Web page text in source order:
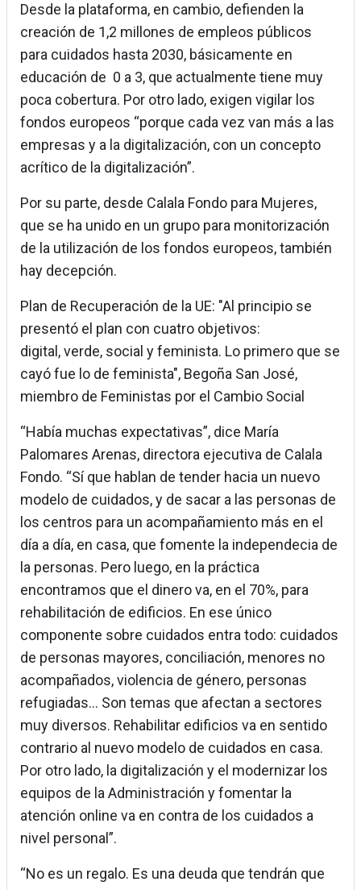
Desde la plataforma, en cambio, defienden la
creación de 1,2 millones de empleos públicos
para cuidados hasta 2030, básicamente en
educación de 0 a 3, que actualmente tiene muy
poca cobertura. Por otro lado, exigen vigilar los
fondos europeos “porque cada vez van más a las
empresas y a la digitalización, con un concepto
acrítico de la digitalización”.
Por su parte, desde Calala Fondo para Mujeres,
que se ha unido en un grupo para monitorización
de la utilización de los fondos europeos, también
hay decepción.
Plan de Recuperación de la UE: "Al principio se
presentó el plan con cuatro objetivos:
digital, verde, social y feminista. Lo primero que se
cayó fue lo de feminista", Begoña San José,
miembro de Feministas por el Cambio Social
“Había muchas expectativas”, dice María
Palomares Arenas, directora ejecutiva de Calala
Fondo. “Sí que hablan de tender hacia un nuevo
modelo de cuidados, y de sacar a las personas de
los centros para un acompañamiento más en el
día a día, en casa, que fomente la independecia de
la personas. Pero luego, en la práctica
encontramos que el dinero va, en el 70%, para
rehabilitación de edificios. En ese único
componente sobre cuidados entra todo: cuidados
de personas mayores, conciliación, menores no
acompañados, violencia de género, personas
refugiadas... Son temas que afectan a sectores
muy diversos. Rehabilitar edificios va en sentido
contrario al nuevo modelo de cuidados en casa.
Por otro lado, la digitalización y el modernizar los
equipos de la Administración y fomentar la
atención online va en contra de los cuidados a
nivel personal”.
“No es un regalo. Es una deuda que tendrán que